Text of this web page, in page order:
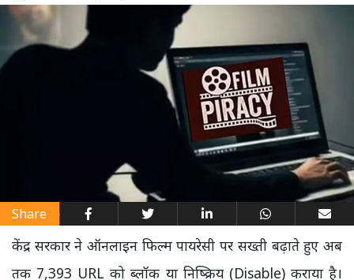
Share
केंद्र सरकार ने ऑनलाइन फिल्म पायरेसी पर सख्ती बढ़ाते हुए अब
तक 7,393 URL को ब्लॉक या निष्क्रिय (Disable) कराया है।